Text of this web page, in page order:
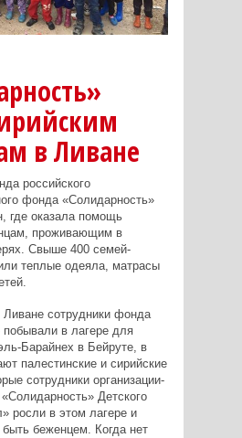
в Ливане
российского
фонда «Солидарность»
где оказала помощь
проживающим в
Свыше 400 семей-
теплые одеяла, матрасы
сотрудники фонда
в лагере для
Барайнех в Бейруте, в
палестинские и сирийские
сотрудники организации-
Детского
росли в этом лагере и
быть беженцем. Когда нет